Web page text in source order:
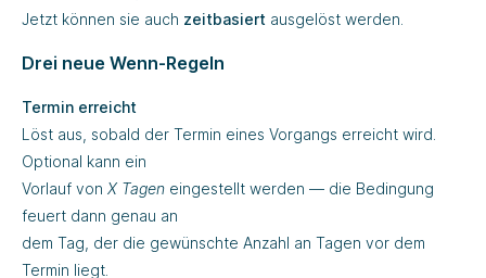
Jetzt können sie auch zeitbasiert ausgelöst werden.
Drei neue Wenn-Regeln
Termin erreicht
Löst aus, sobald der Termin eines Vorgangs erreicht wird.
Optional kann ein
Vorlauf von X Tagen eingestellt werden — die Bedingung
feuert dann genau an
dem Tag, der die gewünschte Anzahl an Tagen vor dem
Termin liegt.